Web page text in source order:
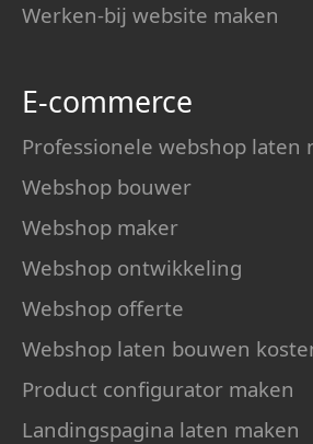
Werken-bij website maken
E-commerce
Professionele webshop laten
Webshop bouwer
Webshop maker
Webshop ontwikkeling
Webshop offerte
Webshop laten bouwen
Product configurator maken
Landingspagina laten maken